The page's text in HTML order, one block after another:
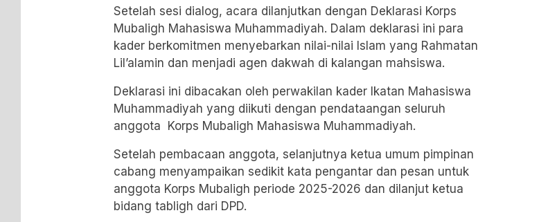
Setelah sesi dialog, acara dilanjutkan dengan Deklarasi Korps
Mubaligh Mahasiswa Muhammadiyah. Dalam deklarasi ini para
kader berkomitmen menyebarkan nilai-nilai Islam yang Rahmatan
Lil’alamin dan menjadi agen dakwah di kalangan mahsiswa.
Deklarasi ini dibacakan oleh perwakilan kader Ikatan Mahasiswa
Muhammadiyah yang diikuti dengan pendataangan seluruh
anggota Korps Mubaligh Mahasiswa Muhammadiyah.
Setelah pembacaan anggota, selanjutnya ketua umum pimpinan
cabang menyampaikan sedikit kata pengantar dan pesan untuk
anggota Korps Mubaligh periode 2025-2026 dan dilanjut ketua
bidang tabligh dari DPD.